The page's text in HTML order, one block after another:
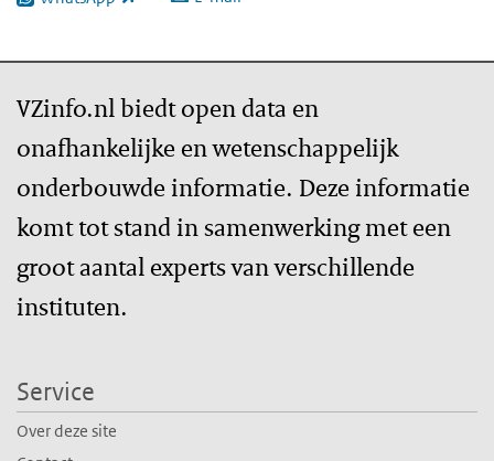
VZinfo.nl biedt open data en
onafhankelijke en wetenschappelijk
onderbouwde informatie. Deze informatie
komt tot stand in samenwerking met een
groot aantal experts van verschillende
instituten.
Service
Over deze site